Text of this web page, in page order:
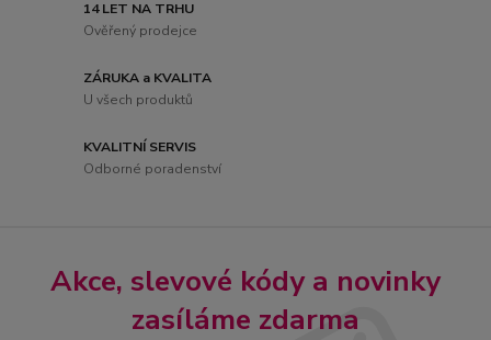
14 LET NA TRHU
Ověřený prodejce
ZÁRUKA a KVALITA
U všech produktů
KVALITNÍ SERVIS
Odborné poradenství
Akce, slevové kódy a novinky
zasíláme zdarma